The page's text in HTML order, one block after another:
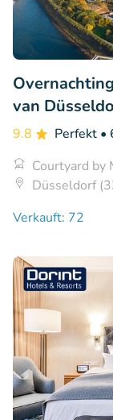
van
9.8 Perfekt •
Courtyard by
Düsseldorf
Verkauft: 72